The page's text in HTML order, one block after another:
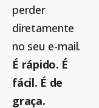
perder
diretamente
no seu e-mail.
É rápido. É
fácil. É de
graça.